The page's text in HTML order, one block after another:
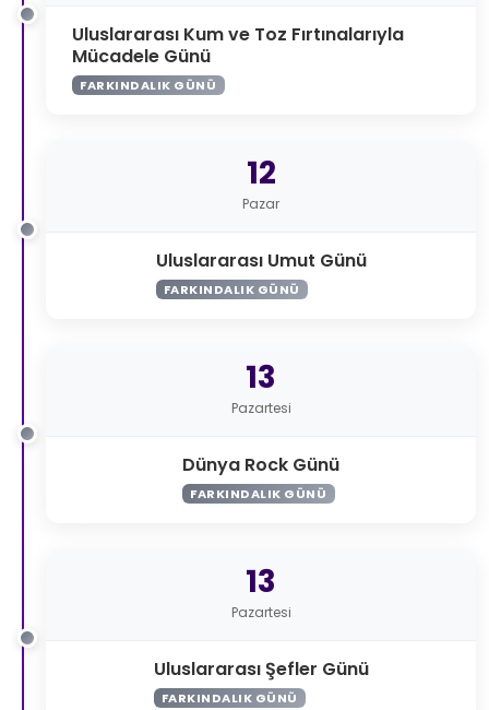
Uluslararası Kum ve Toz Fırtınalarıyla
Mücadele Günü
FARKINDALIK GÜNÜ
12
Pazar
Uluslararası Umut Günü
FARKINDALIK GÜNÜ
13
Pazartesi
Dünya Rock Günü
FARKINDALIK GÜNÜ
13
Pazartesi
Uluslararası Şefler Günü
FARKINDALIK GÜNÜ